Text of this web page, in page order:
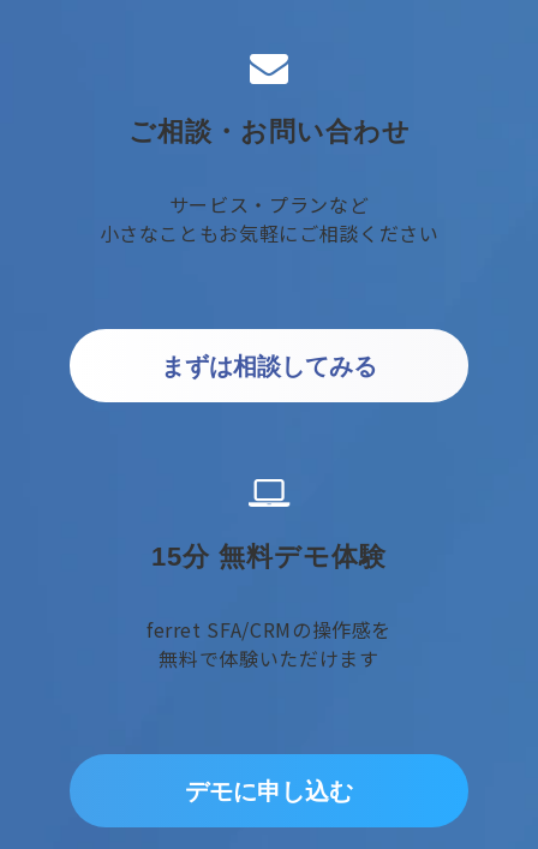
ご相談・お問い合わせ
サービス・プランなど
小さなこともお気軽にご相談ください
まずは相談してみる
15分 無料デモ体験
ferret SFA/CRMの操作感を
無料で体験いただけます
デモに申し込む